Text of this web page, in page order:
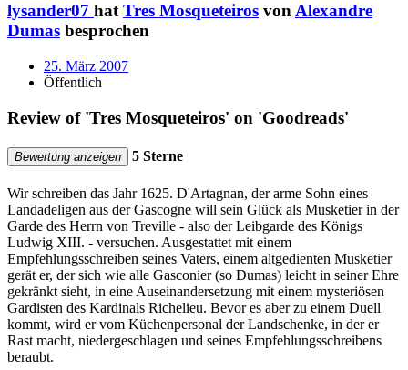
lysander07 hatTres Mosqueteiros vonAlexandre
Dumas besprochen
25. März 2007
Öffentlich
Review of 'Tres Mosqueteiros' on 'Goodreads'
Bewertung anzeigen 5 Sterne
Wir schreiben das Jahr 1625. D'Artagnan, der arme Sohn eines
Landadeligen aus der Gascogne will sein Glück als Musketier in der
Garde des Herrn von Treville - also der Leibgarde des Königs
Ludwig XIII. - versuchen. Ausgestattet mit einem
Empfehlungsschreiben seines Vaters, einem altgedienten Musketier
gerät er, der sich wie alle Gasconier (so Dumas) leicht in seiner Ehre
gekränkt sieht, in eine Auseinandersetzung mit einem mysteriösen
Gardisten des Kardinals Richelieu. Bevor es aber zu einem Duell
kommt, wird er vom Küchenpersonal der Landschenke, in der er
Rast macht, niedergeschlagen und seines Empfehlungsschreibens
beraubt.